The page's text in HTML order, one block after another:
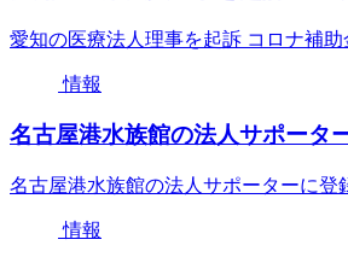
愛知の医療法人理事を起訴 コロナ補
情報
名古屋港水族館の法人サポータ
名古屋港水族館の法人サポーターに登
情報